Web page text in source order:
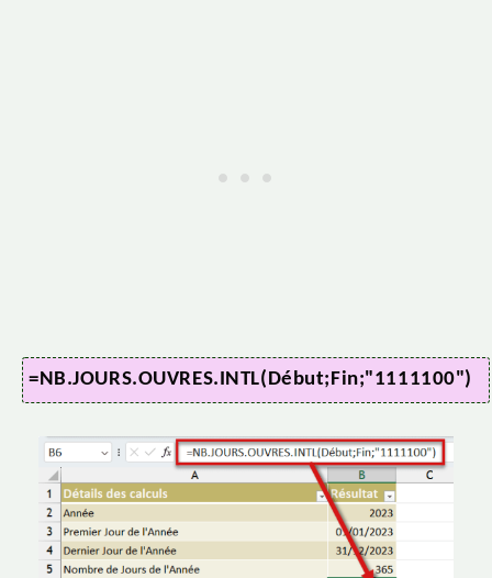
=NB.JOURS.OUVRES.INTL(Début;Fin;"1111100")